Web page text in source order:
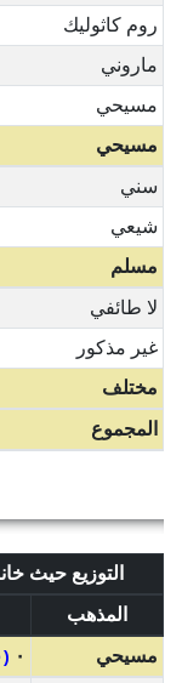
روم كاثوليك
ماروني
مسيحي
مسيحي
سني
شيعي
مسلم
لا طائفي
غير مذكور
مختلف
المجموع
التوزيع حيث
المذهب
مسيحي
٠ (٠.٠٠%)